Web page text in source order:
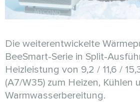
Die weiterentwickelte
BeeSmart-Serie in Split-
Heizleistung von 9,2 / 11,6 /
(A7/W35) zum Heizen, Kühlen
Warmwasserbereitung.